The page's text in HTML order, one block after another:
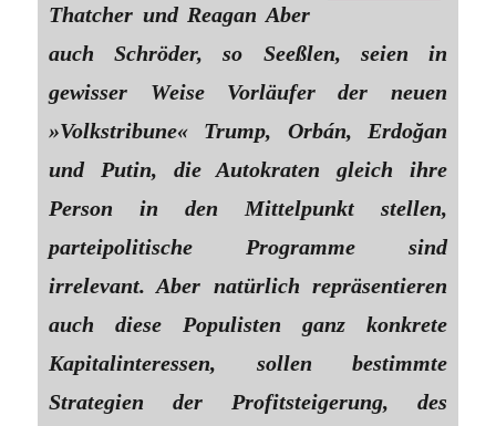
Thatcher und Reagan Aber
auch Schröder, so Seeßlen, seien in
gewisser Weise Vorläufer der neuen
»Volkstribune« Trump, Orbán, Erdoğan
und Putin, die Autokraten gleich ihre
Person in den Mittelpunkt stellen,
parteipolitische Programme sind
irrelevant. Aber natürlich repräsentieren
auch diese Populisten ganz konkrete
Kapitalinteressen, sollen bestimmte
Strategien der Profitsteigerung, des